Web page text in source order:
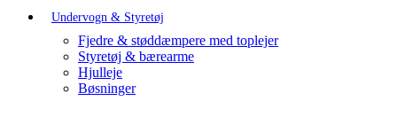
Undervogn & Styretøj
Fjedre & støddæmpere med toplejer
Styretøj & bærearme
Hjulleje
Bøsninger